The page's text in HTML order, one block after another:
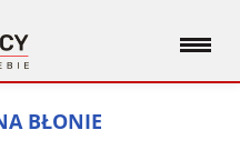
BŁONIE